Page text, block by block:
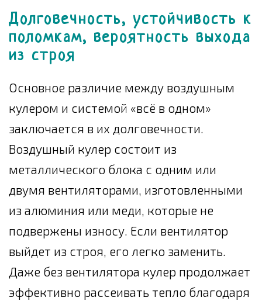
Долговечность, устойчивость к
поломкам, вероятность выхода
из строя
Основное различие между воздушным
кулером и системой «всё в одном»
заключается в их долговечности.
Воздушный кулер состоит из
металлического блока с одним или
двумя вентиляторами, изготовленными
из алюминия или меди, которые не
подвержены износу. Если вентилятор
выйдет из строя, его легко заменить.
Даже без вентилятора кулер продолжает
эффективно рассеивать тепло благодаря